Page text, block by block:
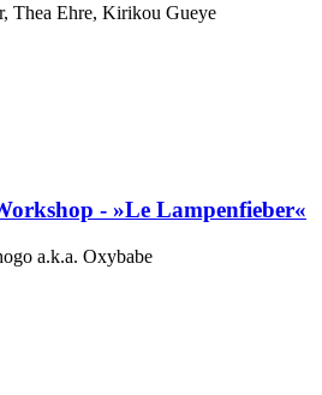
Thea Ehre, Kirikou Gueye
- »Le Lampenfieber«
a.k.a. Oxybabe